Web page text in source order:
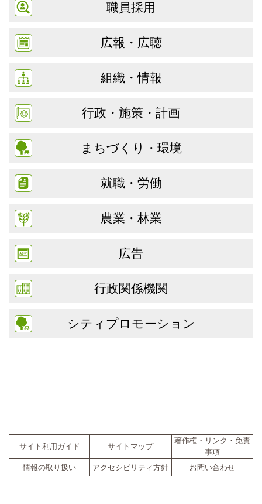
職員採用
広報・広聴
組織・情報
行政・施策・計画
まちづくり・環境
就職・労働
農業・林業
広告
行政関係機関
シティプロモーション
サイト利用ガイド サイトマップ
著作権・リンク・免責
事項
情報の取り扱い
アクセシビリティ方針 お問い合わせ